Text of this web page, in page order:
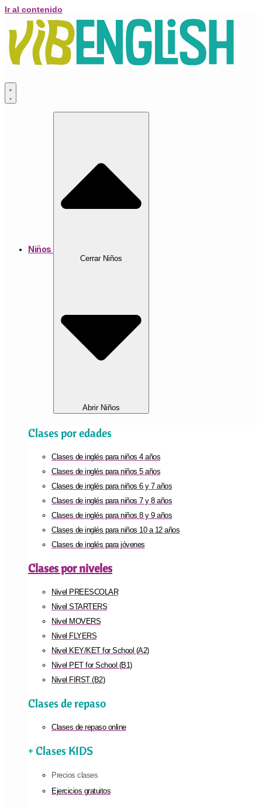
Ir al contenido
Niños
Cerrar Niños
Abrir Niños
Clases por edades
Clases de inglés para niños 4 años
Clases de inglés para niños 5 años
Clases de inglés para niños 6 y 7 años
Clases de inglés para niños 7 y 8 años
Clases de inglés para niños 8 y 9 años
Clases de inglés para niños 10 a 12 años
Clases de inglés para jóvenes
Clases por niveles
Nivel PREESCOLAR
Nivel STARTERS
Nivel MOVERS
Nivel FLYERS
Nivel KEY/KET for School (A2)
Nivel PET for School (B1)
Nivel FIRST (B2)
Clases de repaso
Clases de repaso online
+ Clases KIDS
Precios clases
Ejercicios gratuitos